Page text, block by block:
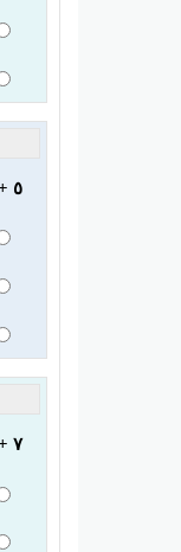
٥ + ٤ =
٧ + ٨ =